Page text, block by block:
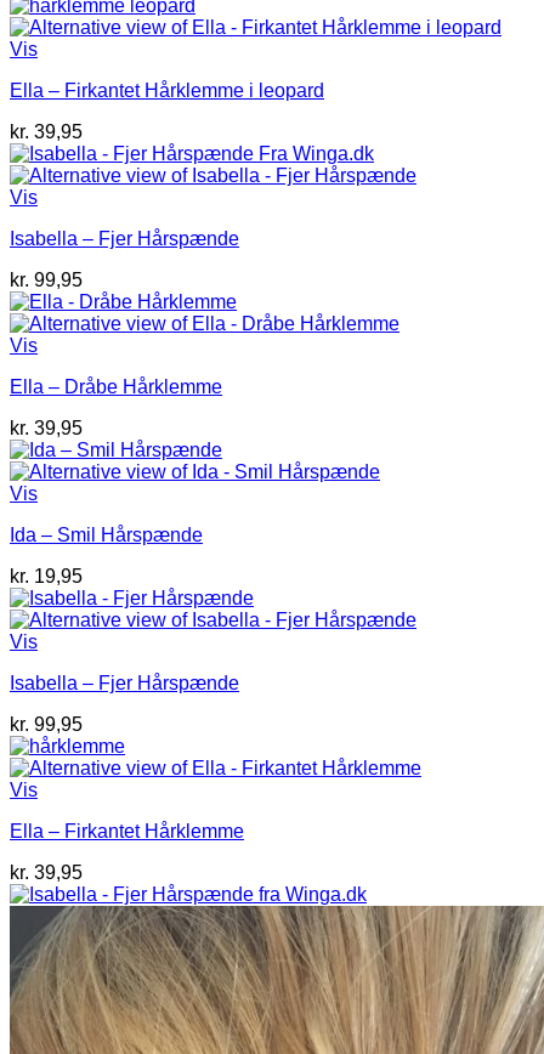
Vis
Ella – Firkantet Hårklemme i leopard
kr. 39,95
Vis
Isabella – Fjer Hårspænde
kr. 99,95
Vis
Ella – Dråbe Hårklemme
kr. 39,95
Vis
Ida – Smil Hårspænde
kr. 19,95
Vis
Isabella – Fjer Hårspænde
kr. 99,95
Vis
Ella – Firkantet Hårklemme
kr. 39,95